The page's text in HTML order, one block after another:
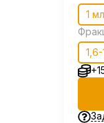
1
1,6-